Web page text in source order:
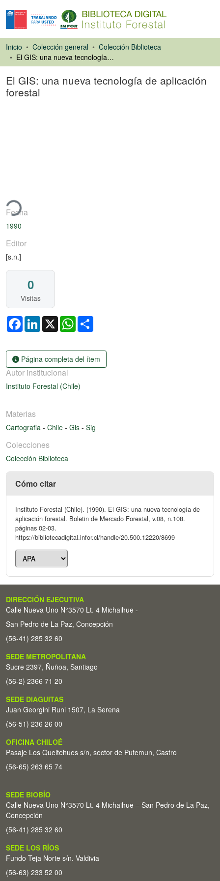
Inicio Colección general
Colección Biblioteca
El GIS: una nueva tecnología de aplicación forestal
El GIS: una nueva tecnología de aplicación
forestal
Fecha
1990
Editor
[s.n.]
0
Visitas
FacebookLinkedIn
X WhatsApp
Página completa del ítem
Autor institucional
Instituto Forestal (Chile)
Materias
Cartografia - Chile - Gis - Sig
Colecciones
Colección Biblioteca
Cómo citar
Instituto Forestal (Chile). (1990). El GIS: una nueva tecnología de
aplicación forestal. Boletin de Mercado Forestal, v.08, n.108.
páginas 02-03.
https://bibliotecadigital.infor.cl/handle/20.500.12220/8699
DIRECCIÓN EJECUTIVA
Calle Nueva Uno N°3570 Lt. 4 Michaihue -
San Pedro de La Paz, Concepción
(56-41) 285 32 60
SEDE METROPOLITANA
Sucre 2397, Ñuñoa, Santiago
(56-2) 2366 71 20
SEDE DIAGUITAS
Juan Georgini Runi 1507, La Serena
(56-51) 236 26 00
OFICINA CHILOÉ
Pasaje Los Queltehues s/n, sector de Putemun, Castro
(56-65) 263 65 74
SEDE BIOBÍO
Calle Nueva Uno N°3570 Lt. 4 Michaihue – San Pedro de La Paz,
Concepción
(56-41) 285 32 60
SEDE LOS RÍOS
Fundo Teja Norte s/n. Valdivia
(56-63) 233 52 00